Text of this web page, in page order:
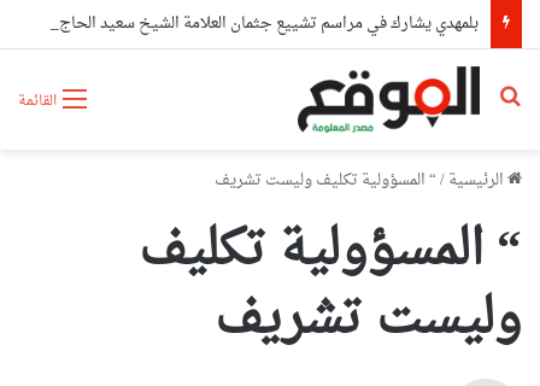
بلمهدي يشارك في مراسم تشييع جثمان العلامة الشيخ سعيد الحاج كعباش
القائمة بحث عن
الرئيسية/“ المسؤولية تكليف وليست تشريف
“ المسؤولية تكليف
وليست تشريف